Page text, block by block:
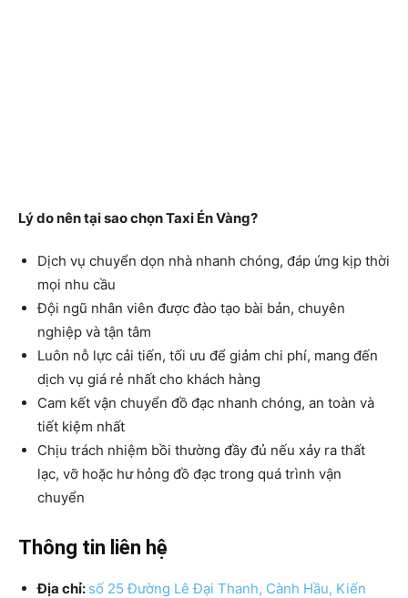
Lý do nên tại sao chọn Taxi Én Vàng?
Dịch vụ chuyển dọn nhà nhanh chóng, đáp ứng kịp thời
mọi nhu cầu
Đội ngũ nhân viên được đào tạo bài bản, chuyên
nghiệp và tận tâm
Luôn nỗ lực cải tiến, tối ưu để giảm chi phí, mang đến
dịch vụ giá rẻ nhất cho khách hàng
Cam kết vận chuyển đồ đạc nhanh chóng, an toàn và
tiết kiệm nhất
Chịu trách nhiệm bồi thường đầy đủ nếu xảy ra thất
lạc, vỡ hoặc hư hỏng đồ đạc trong quá trình vận
chuyển
Thông tin liên hệ
Địa chỉ: số 25 Đường Lê Đại Thanh, Cành Hầu, Kiến